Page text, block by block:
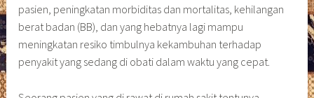
pasien, peningkatan morbiditas dan mortalitas, kehilangan
berat badan (BB), dan yang hebatnya lagi mampu
meningkatan resiko timbulnya kekambuhan terhadap
penyakit yang sedang di obati dalam waktu yang cepat.